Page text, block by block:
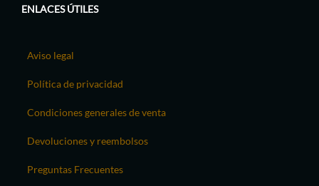
ENLACES ÚTILES
Aviso legal
Política de privacidad
Condiciones generales de venta
Devoluciones y reembolsos
Preguntas Frecuentes